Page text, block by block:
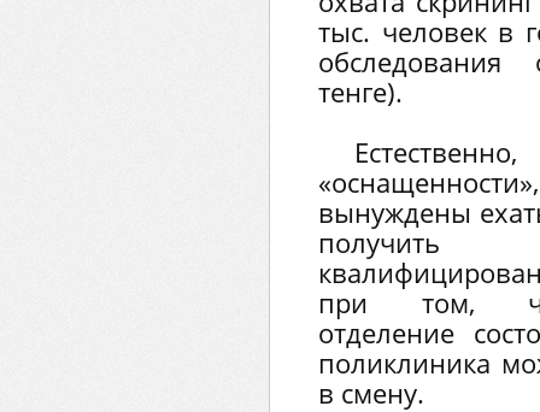
тыс. человек в
тенге).
вынуждены
получить
при том,
отделение
поликлиника
в смену.